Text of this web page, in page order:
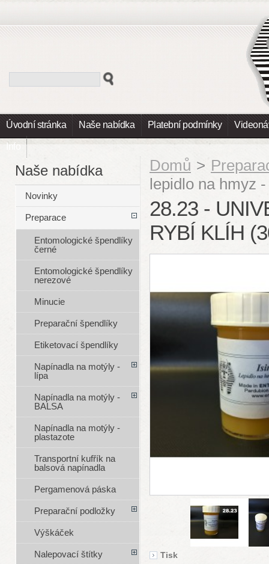
Úvodní stránka Naše nabídka Platební podmínky
Info
Domů >
lepidlo na hmyz
28.23 -
RYBÍ KLÍH
Tisk
Naše nabídka
Novinky
Preparace
Entomologické špendlíky
černé
Entomologické špendlíky
nerezové
Minucie
Preparační špendlíky
Etiketovací špendlíky
Napínadla na motýly -
lípa
Napínadla na motýly -
BALSA
Napínadla na motýly -
plastazote
Transportní kufřík na
balsová napínadla
Pergamenová páska
Preparační podložky
Výškáček
Nalepovací štítky